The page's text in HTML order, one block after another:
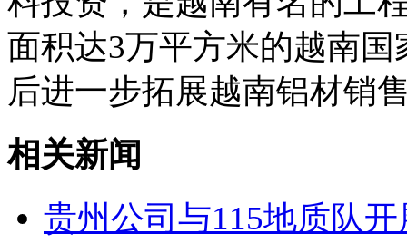
面积达3万平方米的越南
后进一步拓展越南铝材销
相关新闻
贵州公司与115地质队